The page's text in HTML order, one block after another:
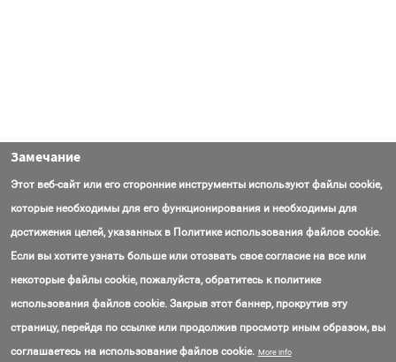
Контакты Вопросы Об AmasEnergy Соглашение об использовании
Замечание
Этот веб-сайт или его сторонние инструменты используют файлы cookie,
которые необходимы для его функционирования и необходимы для
достижения целей, указанных в Политике использования файлов cookie.
Если вы хотите узнать больше или отозвать свое согласие на все или
некоторые файлы cookie, пожалуйста, обратитесь к политике
использования файлов cookie. Закрыв этот баннер, прокрутив эту
страницу, перейдя по ссылке или продолжив просмотр иным образом, вы
соглашаетесь на использование файлов cookie. More info